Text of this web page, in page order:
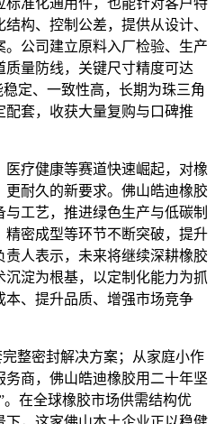
准化通用件，也能针对客户特
构、控制公差，提供从设计、
公司建立原料入厂检验、生产
量防线，关键尺寸精度可达
定、一致性高，长期为珠三角
套，收获大量复购与口碑推
疗健康等赛道快速崛起，对橡
耐久的新要求。佛山皓迪橡胶
工艺，推进绿色生产与低碳制
密成型等环节不断突破，提升
人表示，未来将继续深耕橡胶
沉淀为根基，以定制化能力为抓
、提升品质、增强市场竞争
整密封解决方案；从家庭小作
商，佛山皓迪橡胶用二十年坚
在全球橡胶市场供需结构优